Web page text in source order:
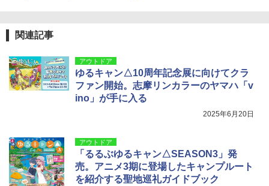
関連記事
アウトドア
ゆるキャン△10周年記念展に向けてクラ
ファン開始。志摩リンカラーのヤマハ「v
ino」が手に入る
2025年6月20日
アウトドア
「るるぶゆるキャン△SEASON3」発
売。アニメ3期に登場したキャンプルート
を紹介する聖地巡礼ガイドブック